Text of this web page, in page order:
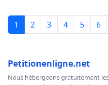
1 2 3 4 5 6
Petitionenligne.net
Nous hébergeons gratuitement